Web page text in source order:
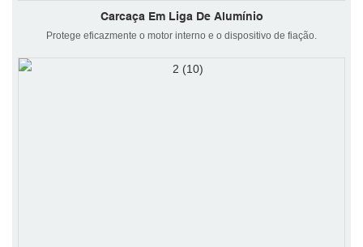
Carcaça Em Liga De Alumínio
Protege eficazmente o motor interno e o dispositivo de fiação.